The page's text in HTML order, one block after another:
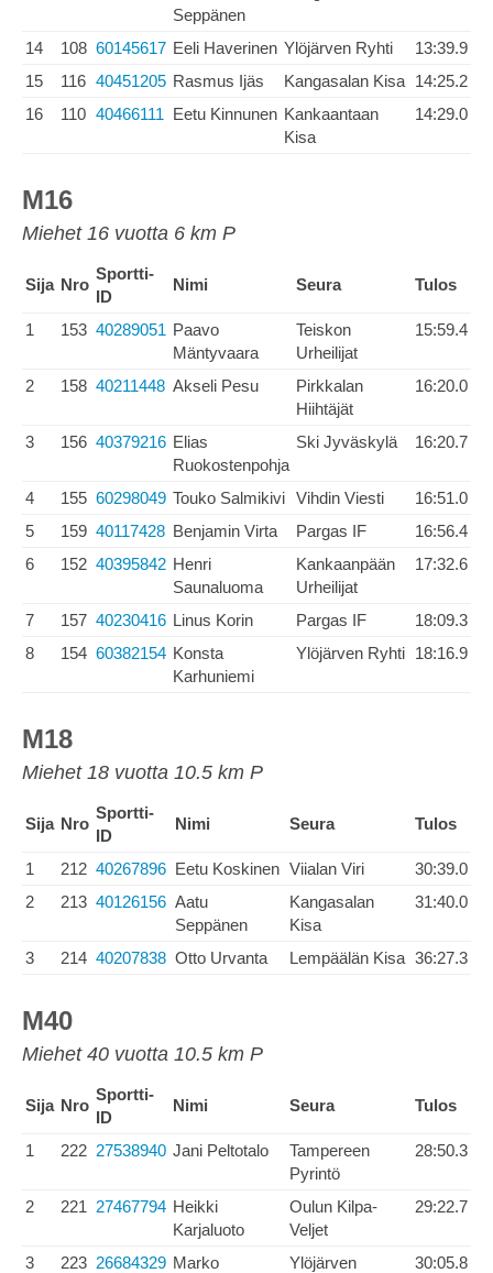
Seppänen
14 108 60145617 Eeli Haverinen Ylöjärven Ryhti
13:39.9
15
116 40451205 Rasmus Ijäs Kangasalan Kisa 14:25.2
16
110 40466111 Eetu Kinnunen Kankaantaan
Kisa
14:29.0
M16
Miehet 16 vuotta 6 km P
Sija Nro
Sportti-
ID
Nimi Seura Tulos
1 153 40289051 Paavo
Mäntyvaara
Teiskon
Urheilijat
15:59.4
2 158 40211448 Akseli Pesu
Pirkkalan
Hiihtäjät
16:20.0
3 156 40379216 Elias
Ruokostenpohja
Ski Jyväskylä 16:20.7
4 155 60298049 Touko Salmikivi Vihdin Viesti
16:51.0
5
159 40117428 Benjamin Virta Pargas IF
16:56.4
6
152 40395842 Henri
Saunaluoma
Kankaanpään
Urheilijat
17:32.6
7 157 40230416 Linus Korin Pargas IF
18:09.3
8
154 60382154 Konsta
Karhuniemi
Ylöjärven Ryhti 18:16.9
M18
Miehet 18 vuotta 10.5 km P
Sija Nro
Sportti-
ID
Nimi Seura Tulos
1 212 40267896 Eetu Koskinen Viialan Viri
30:39.0
2
213 40126156 Aatu
Seppänen
Kangasalan
Kisa
31:40.0
3 214 40207838 Otto Urvanta Lempäälän Kisa 36:27.3
M40
Miehet 40 vuotta 10.5 km P
Sija Nro
Sportti-
ID
Nimi Seura Tulos
1 222 27538940 Jani Peltotalo
Tampereen
Pyrintö
28:50.3
2 221 27467794 Heikki
Karjaluoto
Oulun Kilpa-
Veljet
29:22.7
3 223 26684329 Marko
Ylöjärven
30:05.8